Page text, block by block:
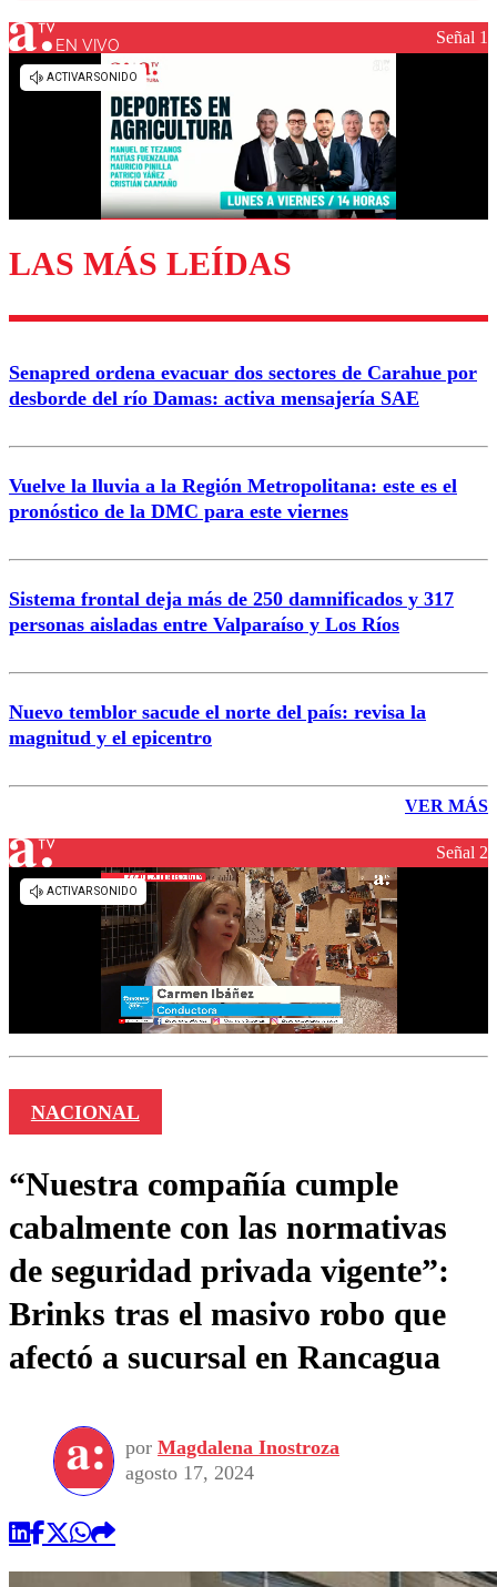
Los comentarios son moderados para garantizar un
Enviar comentario
EN VIVO Señal 1
LAS MÁS LEÍDAS
Senapred ordena evacuar dos sectores de Carahue por
desborde del río Damas: activa mensajería SAE
Vuelve la lluvia a la Región Metropolitana: este es el
pronóstico de la DMC para este viernes
Sistema frontal deja más de 250 damnificados y 317
personas aisladas entre Valparaíso y Los Ríos
Nuevo temblor sacude el norte del país: revisa la
magnitud y el epicentro
VER MÁS
Señal 2
NACIONAL
“Nuestra compañía cumple
cabalmente con las normativas
de seguridad privada vigente”:
Brinks tras el masivo robo que
afectó a sucursal en Rancagua
por Magdalena Inostroza
agosto 17, 2024